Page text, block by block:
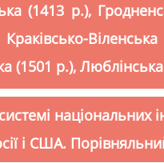
(1413 р.),
(1501 р.),
національних
і США.